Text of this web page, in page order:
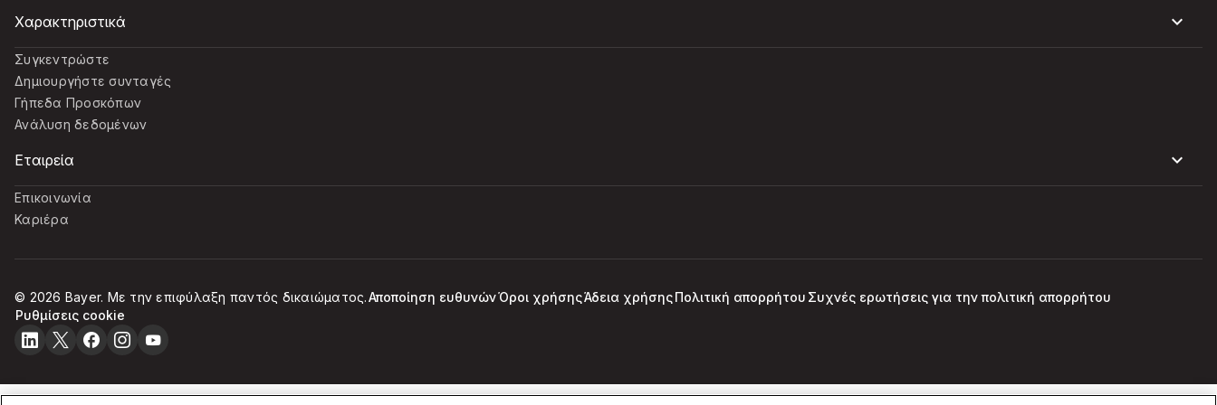
Χαρακτηριστικά
Συγκεντρώστε
Δημιουργήστε συνταγές
Γήπεδα Προσκόπων
Ανάλυση δεδομένων
Εταιρεία
Επικοινωνία
Καριέρα
© 2026 Bayer. Με την επιφύλαξη παντός δικαιώματος.Αποποίηση ευθυνώνΌροι χρήσηςΆδεια χρήσης Πολιτική απορρήτου Συχνές ερωτήσεις για την πολιτική απορρήτου
Ρυθμίσεις cookie